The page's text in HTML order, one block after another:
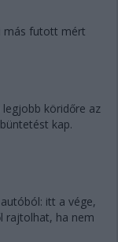
más futott mért
legjobb köridőre az
kap.
itt a vége,
rajtolhat, ha nem